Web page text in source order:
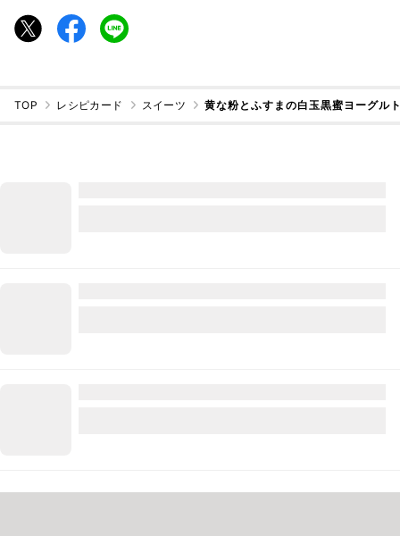
TOP レシピカード スイーツ 黄な粉とふすまの白玉黒蜜ヨーグル